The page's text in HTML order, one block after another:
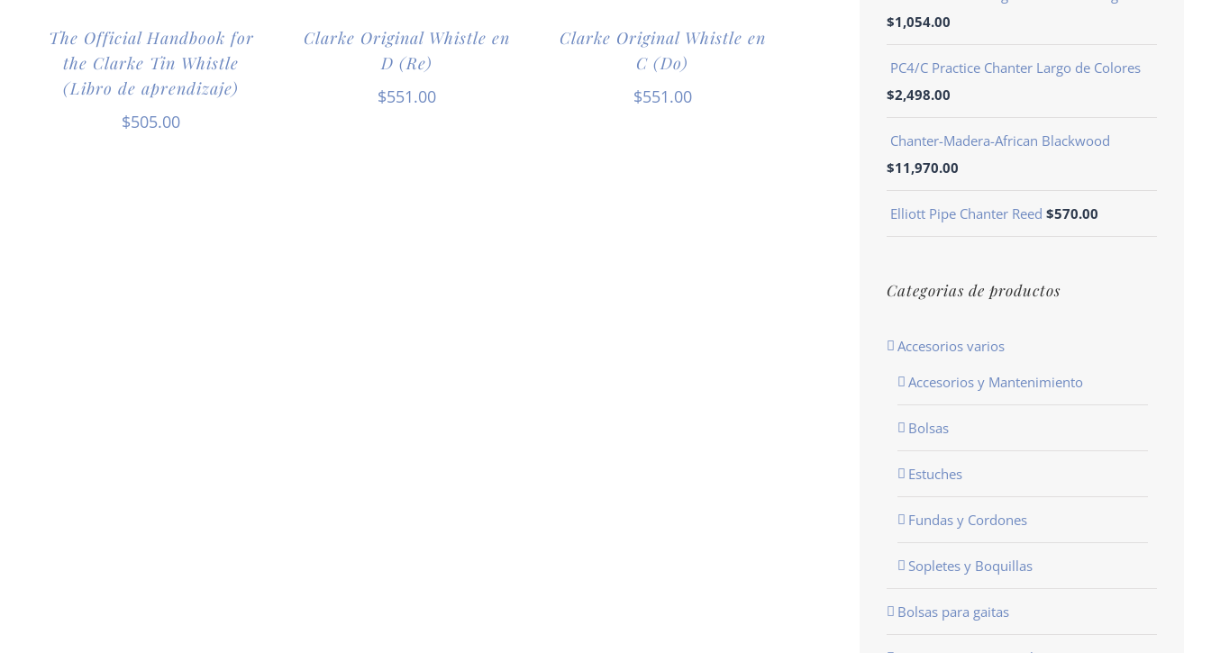
The Official Handbook for
the Clarke Tin Whistle
(Libro de aprendizaje)
$505.00
Clarke Original Whistle en
D (Re)
$551.00
Clarke Original Whistle en
C (Do)
$551.00
$1,054.00
PC4/C Practice Chanter Largo de Colores
$2,498.00
Chanter-Madera-African Blackwood
$11,970.00
Elliott Pipe Chanter Reed $570.00
Categorias de productos
Accesorios varios
Accesorios y Mantenimiento
Bolsas
Estuches
Fundas y Cordones
Sopletes y Boquillas
Bolsas para gaitas